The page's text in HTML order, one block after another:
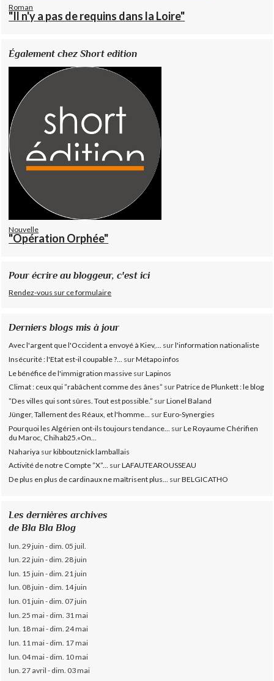
Roman
"Il n'y a pas de requins dans la Loire"
Également chez Short edition
Nouvelle
"Opération Orphée"
Pour écrire au bloggeur, c'est ici
Rendez-vous sur ce formulaire
Derniers blogs mis à jour
Avec l'argent que l'Occident a envoyé à Kiev,... surl'information nationaliste
Insécurité : l'Etat est-il coupable ?...
surMétapo infos
Le bénéfice de l'immigration massive surLapinos
Climat : ceux qui ”rabâchent comme des ânes” surPatrice de Plunkett : le blog
”Des villes qui sont sûres. Tout est possible.” surLionel Baland
Jünger, Tallement des Réaux, et l'homme... surEuro-Synergies
Pourquoi les Algérien ont-ils toujours tendance... surLe Royaume Chérifien
du Maroc, Chihab25.«On...
Nahariya surkibboutznick lamballais
Activité de notre Compte ”X”... surLAFAUTEAROUSSEAU
De plus en plus de cardinaux ne maîtrisent plus...
surBELGICATHO
Les dernières archives
de Bla Bla Blog
lun. 29 juin - dim. 05 juil.
lun. 22 juin - dim. 28 juin
lun. 15 juin - dim. 21 juin
lun. 08 juin - dim. 14 juin
lun. 01 juin - dim. 07 juin
lun. 25 mai - dim. 31 mai
lun. 18 mai - dim. 24 mai
lun. 11 mai - dim. 17 mai
lun. 04 mai - dim. 10 mai
lun. 27 avril - dim. 03 mai